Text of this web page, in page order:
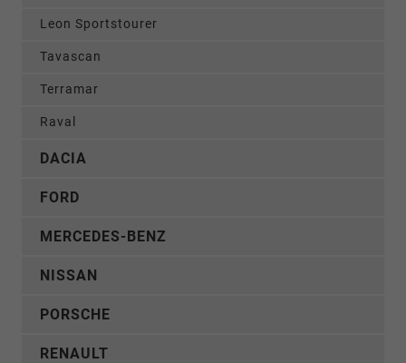
Leon Sportstourer
Tavascan
Terramar
Raval
DACIA
FORD
MERCEDES-BENZ
NISSAN
PORSCHE
RENAULT